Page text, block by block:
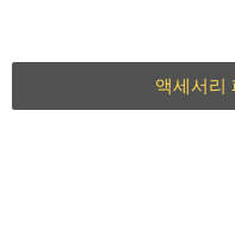
액세서리